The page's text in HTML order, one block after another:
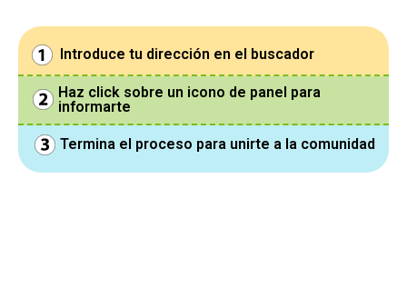
Introduce tu dirección en el buscador
Haz click sobre un icono de panel para
informarte
Termina el proceso para unirte a la comunidad